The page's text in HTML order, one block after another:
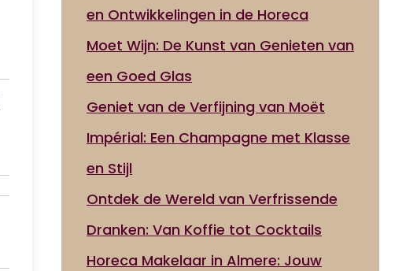
en Ontwikkelingen in de Horeca
Moet Wijn: De Kunst van Genieten van
een Goed Glas
Geniet van de Verfijning van Moët
Impérial: Een Champagne met Klasse
en Stijl
Ontdek de Wereld van Verfrissende
Dranken: Van Koffie tot Cocktails
Horeca Makelaar in Almere: Jouw